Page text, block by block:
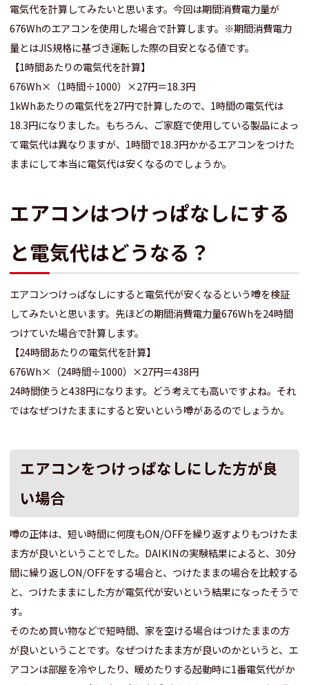
電気代を計算してみたいと思います。今回は期間消費電力量が
676Whのエアコンを使用した場合で計算します。※期間消費電力
量とはJIS規格に基づき運転した際の目安となる値です。
【1時間あたりの電気代を計算】
676Wh×（1時間÷1000）×27円＝18.3円
1kWhあたりの電気代を27円で計算したので、1時間の電気代は
18.3円になりました。もちろん、ご家庭で使用している製品によっ
て電気代は異なりますが、1時間で18.3円かかるエアコンをつけた
ままにして本当に電気代は安くなるのでしょうか。
エアコンはつけっぱなしにする
と電気代はどうなる？
エアコンつけっぱなしにすると電気代が安くなるという噂を検証
してみたいと思います。先ほどの期間消費電力量676Whを24時間
つけていた場合で計算します。
【24時間あたりの電気代を計算】
676Wh×（24時間÷1000）×27円＝438円
24時間使うと438円になります。どう考えても高いですよね。それ
ではなぜつけたままにすると安いという噂があるのでしょうか。
エアコンをつけっぱなしにした方が良
い場合
噂の正体は、短い時間に何度もON/OFFを繰り返すよりもつけたま
ま方が良いということでした。DAIKINの実験結果によると、30分
間に繰り返しON/OFFをする場合と、つけたままの場合を比較する
と、つけたままにした方が電気代が安いという結果になったそうで
す。
そのため買い物などで短時間、家を空ける場合はつけたままの方
が良いということです。なぜつけたまま方が良いのかというと、エ
アコンは部屋を冷やしたり、暖めたりする起動時に1番電気代がか